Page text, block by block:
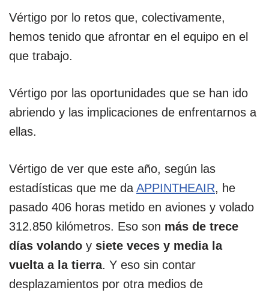
Vértigo por lo retos que, colectivamente,
hemos tenido que afrontar en el equipo en el
que trabajo.
Vértigo por las oportunidades que se han ido
abriendo y las implicaciones de enfrentarnos a
ellas.
Vértigo de ver que este año, según las
estadísticas que me da APPINTHEAIR, he
pasado 406 horas metido en aviones y volado
312.850 kilómetros. Eso son más de trece
días volando y siete veces y media la
vuelta a la tierra. Y eso sin contar
desplazamientos por otra medios de